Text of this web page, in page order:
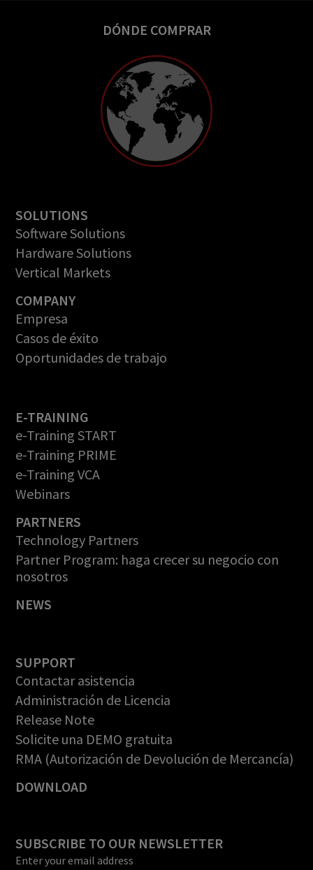
DÓNDE COMPRAR
SOLUTIONS
Software Solutions
Hardware Solutions
Vertical Markets
COMPANY
Empresa
Casos de éxito
Oportunidades de trabajo
E-TRAINING
e-Training START
e-Training PRIME
e-Training VCA
Webinars
PARTNERS
Technology Partners
Partner Program: haga crecer su negocio con
nosotros
NEWS
SUPPORT
Contactar asistencia
Administración de Licencia
Release Note
Solicite una DEMO gratuita
RMA (Autorización de Devolución de Mercancía)
DOWNLOAD
SUBSCRIBE TO OUR NEWSLETTER
Enter your email address